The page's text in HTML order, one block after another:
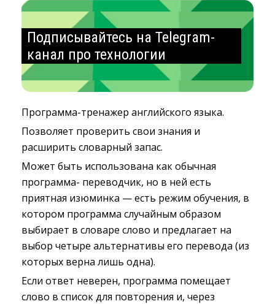
Подписывайтесь на Telegram-
канал про технологии
Программа-тренажер английского языка.
Позволяет проверить свои знания и
расширить словарный запас.
Mожет быть использована как обычная
программа- переводчик, но в ней есть
приятная изюминка — есть режим обучения, в
котором программа случайным образом
выбирает в словаре слово и предлагает на
выбор четыре альтернативы его перевода (из
которых верна лишь одна).
Если ответ неверен, программа помещает
слово в список для повторения и, через